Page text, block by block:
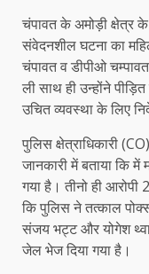
चंपावत के अमोड़ी क्षेत्र
संवेदनशील घटना का
चंपावत व डीपीओ
ली साथ ही उन्होंने
उचित व्यवस्था के लिए
पुलिस क्षेत्राधिकारी
जानकारी में बताया कि में
गया है। तीनो ही
कि पुलिस ने तत्काल
संजय भट्ट और योगेश
जेल भेज दिया गया है।